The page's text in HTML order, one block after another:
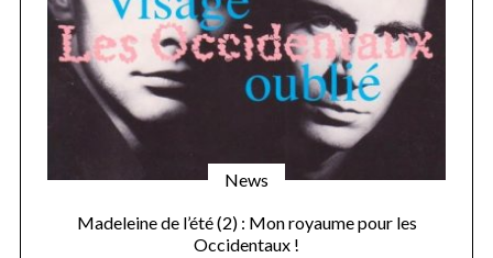
News
Madeleine de l’été (2) : Mon royaume pour les
Occidentaux !